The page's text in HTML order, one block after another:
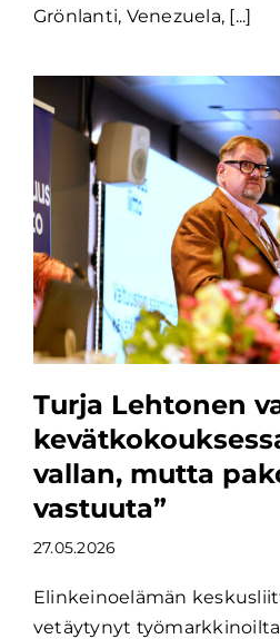
Grönlanti, Venezuela, [...]
Turja Lehtonen
vallan, mutta
vastuuta”
27.05.2026
Elinkeinoelämän
vetäytynyt